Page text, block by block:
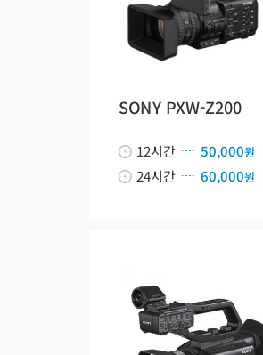
SONY PXW-Z200
12시간 50,000원
24시간 60,000원